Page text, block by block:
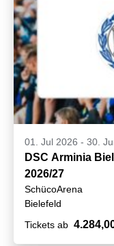
01. Jul 2026 - 30.
DSC Arminia
2026/27
SchücoArena
Bielefeld
Tickets ab